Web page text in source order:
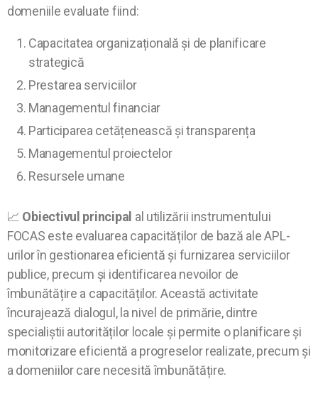
domeniile evaluate fiind:
Capacitatea organizațională și de planificare
strategică
Prestarea serviciilor
Managementul financiar
Participarea cetățenească și transparența
Managementul proiectelor
Resursele umane
📈 Obiectivul principal al utilizării instrumentului
FOCAS este evaluarea capacităților de bază ale APL-
urilor în gestionarea eficientă și furnizarea serviciilor
publice, precum și identificarea nevoilor de
îmbunătățire a capacităților. Această activitate
încurajează dialogul, la nivel de primărie, dintre
specialiștii autorităților locale și permite o planificare și
monitorizare eficientă a progreselor realizate, precum și
a domeniilor care necesită îmbunătățire.